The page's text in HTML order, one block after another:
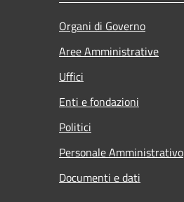
Organi di Governo
Aree Amministrative
Uffici
Enti e fondazioni
Politici
Personale Amministrativo
Documenti e dati